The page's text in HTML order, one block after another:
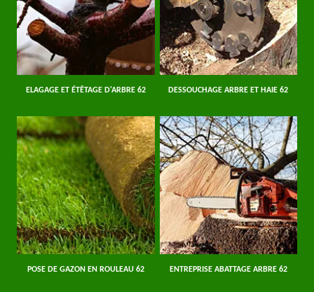
ELAGAGE ET ÉTÊTAGE D'ARBRE 62 DESSOUCHAGE ARBRE ET HAIE 62
POSE DE GAZON EN ROULEAU 62 ENTREPRISE ABATTAGE ARBRE 62